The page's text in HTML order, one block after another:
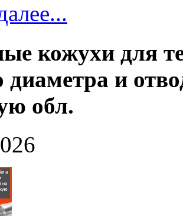
кожухи для
диаметра и
обл.